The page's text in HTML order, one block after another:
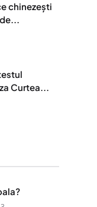
chinezești
Curtea...